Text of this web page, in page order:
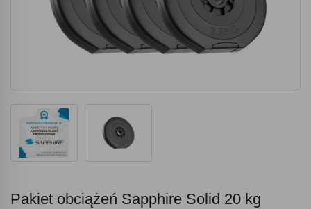
Pakiet obciążeń Sapphire Solid 20 kg